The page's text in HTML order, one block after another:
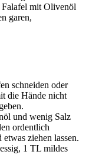
Falafel mit Olivenöl
garen,
schneiden oder
die Hände nicht
und wenig Salz
ordentlich
ziehen lassen.
1 TL mildes